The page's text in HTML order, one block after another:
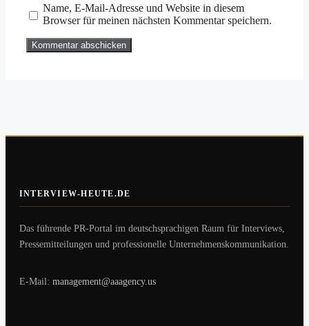
Name, E-Mail-Adresse und Website in diesem
Browser für meinen nächsten Kommentar speichern.
INTERVIEW-HEUTE.DE
Das führende PR-Portal im deutschsprachigen Raum für Interviews,
Pressemitteilungen und professionelle Unternehmenskommunikation.
E-Mail: management@aaagency.us